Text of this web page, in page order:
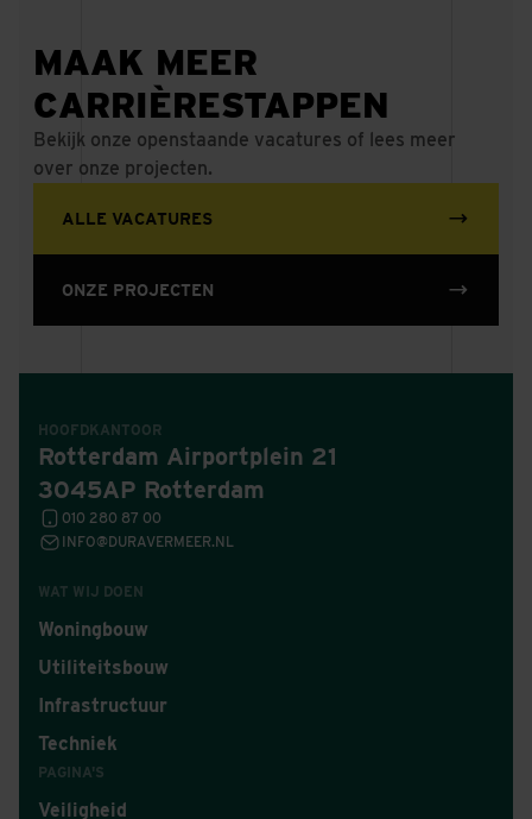
MAAK MEER
CARRIÈRESTAPPEN
Bekijk onze openstaande vacatures of lees meer
over onze projecten.
ALLE VACATURES
ONZE PROJECTEN
WAT WIJ DOEN
Woningbouw
Utiliteitsbouw
Infrastructuur
Techniek
PAGINA'S
Veiligheid
HOOFDKANTOOR
Rotterdam Airportplein 21
3045AP Rotterdam
010 280 87 00
INFO@DURAVERMEER.NL